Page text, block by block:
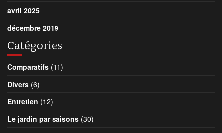
avril 2025
décembre 2019
Catégories
Comparatifs (11)
Divers (6)
Entretien (12)
Le jardin par saisons (30)